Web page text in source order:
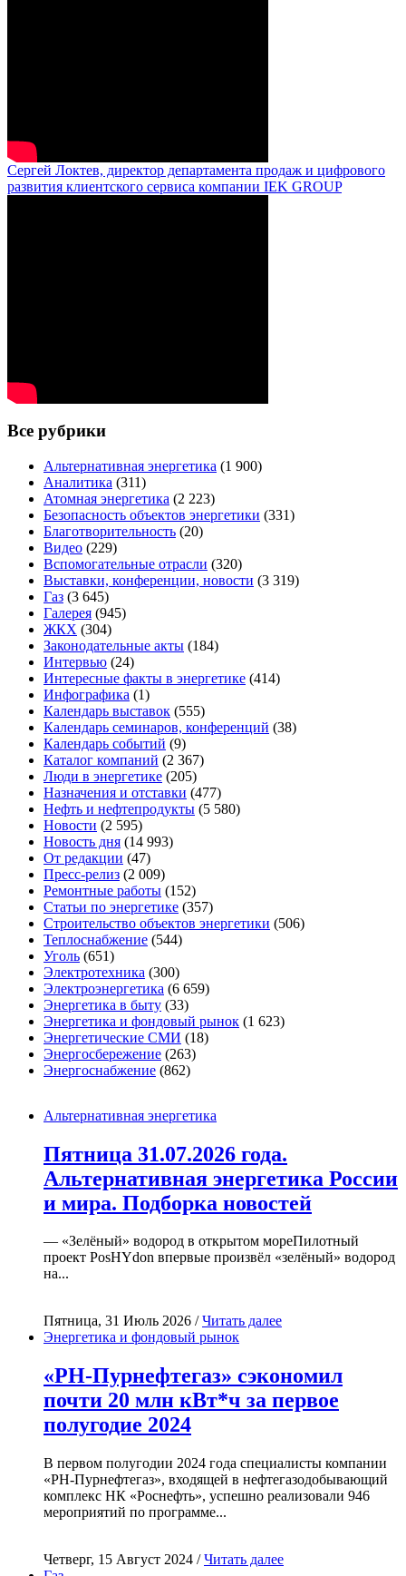
Сергей Локтев, директор департамента продаж и цифрового
развития клиентского сервиса компании IEK GROUP
Все рубрики
Альтернативная энергетика (1 900)
Аналитика (311)
Атомная энергетика (2 223)
Безопасность объектов энергетики (331)
Благотворительность (20)
Видео (229)
Вспомогательные отрасли (320)
Выставки, конференции, новости (3 319)
Газ (3 645)
Галерея (945)
ЖКХ (304)
Законодательные акты (184)
Интервью (24)
Интересные факты в энергетике (414)
Инфографика (1)
Календарь выставок (555)
Календарь семинаров, конференций (38)
Календарь событий (9)
Каталог компаний (2 367)
Люди в энергетике (205)
Назначения и отставки (477)
Нефть и нефтепродукты (5 580)
Новости (2 595)
Новость дня (14 993)
От редакции (47)
Пресс-релиз (2 009)
Ремонтные работы (152)
Статьи по энергетике (357)
Строительство объектов энергетики (506)
Теплоснабжение (544)
Уголь (651)
Электротехника (300)
Электроэнергетика (6 659)
Энергетика в быту (33)
Энергетика и фондовый рынок (1 623)
Энергетические СМИ (18)
Энергосбережение (263)
Энергоснабжение (862)
Альтернативная энергетика
Пятница 31.07.2026 года.
Альтернативная энергетика России
и мира. Подборка новостей
— «Зелёный» водород в открытом мореПилотный
проект PosHYdon впервые произвёл «зелёный» водород
на...
Пятница, 31 Июль 2026 /Читать далее
Энергетика и фондовый рынок
«РН-Пурнефтегаз» сэкономил
почти 20 млн кВт*ч за первое
полугодие 2024
В первом полугодии 2024 года специалисты компании
«РН-Пурнефтегаз», входящей в нефтегазодобывающий
комплекс НК «Роснефть», успешно реализовали 946
мероприятий по программе...
Четверг, 15 Август 2024 /Читать далее